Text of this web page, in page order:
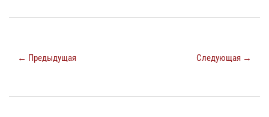
← Предыдущая Следующая →